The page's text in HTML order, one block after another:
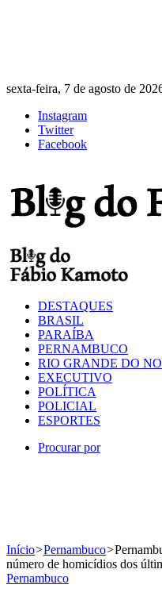
sexta-feira, 7 de agosto de
Instagram
Twitter
Facebook
DESTAQUES
BRASIL
PARAÍBA
PERNAMBUCO
RIO GRANDE DO
EXECUTIVO
POLÍTICA
POLICIAL
ESPORTES
Procurar por
Início>Pernambuco>
número de homicídios dos
Pernambuco